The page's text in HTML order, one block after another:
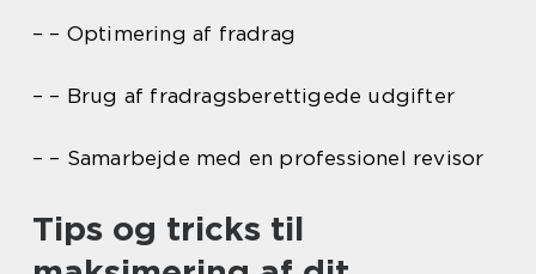
– – Optimering af fradrag
– – Brug af fradragsberettigede udgifter
– – Samarbejde med en professionel revisor
Tips og tricks til